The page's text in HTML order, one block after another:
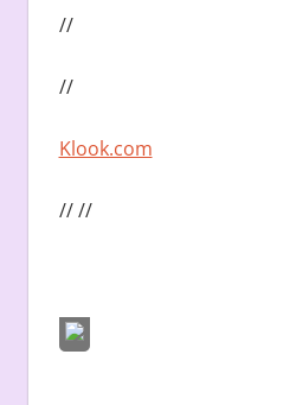
//
//
Klook.com
// //